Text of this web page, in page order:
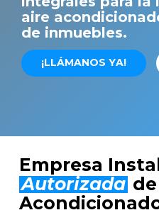
aire
de inmuebles.
¡LLÁMANOS YA!
Empresa
Autorizada